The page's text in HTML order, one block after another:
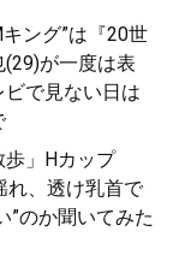
ング”は『20世
が一度は表
で見ない日は
」Hカップ
れ、透け乳首で
”のか聞いてみた